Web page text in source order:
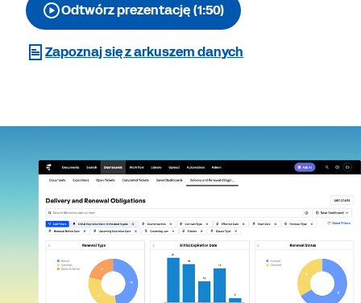
Odtwórz prezentację (1:50)
Zapoznaj się z arkuszem danych